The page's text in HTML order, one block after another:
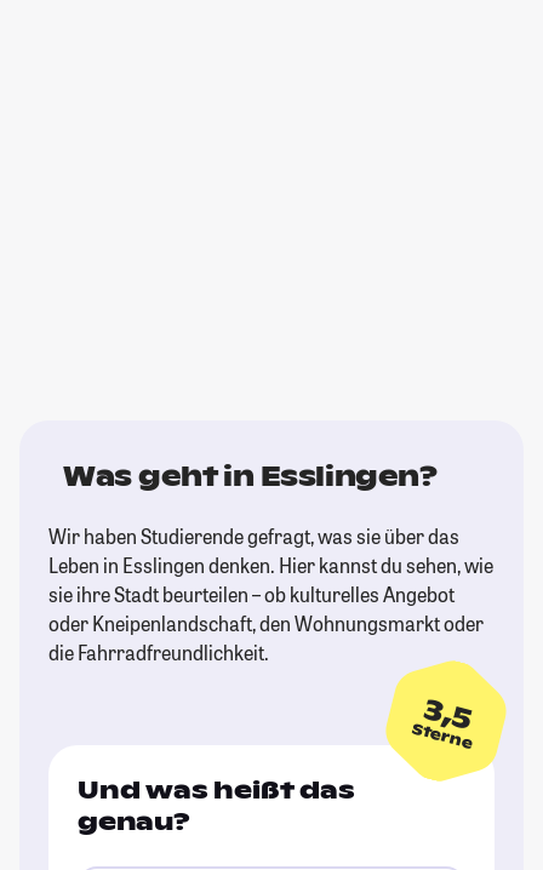
Was geht in Esslingen?
Wir haben Studierende gefragt, was sie über das
Leben in Esslingen denken. Hier kannst du sehen, wie
sie ihre Stadt beurteilen – ob kulturelles Angebot
oder Kneipenlandschaft, den Wohnungsmarkt oder
die Fahrradfreundlichkeit.
3,5
Sterne
Und was heißt das
genau?